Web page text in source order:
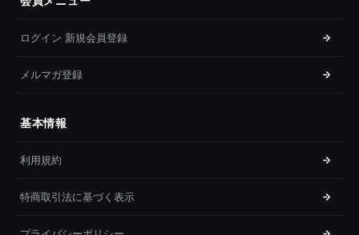
ログイン 新規会員登録
メルマガ登録
基本情報
利用規約
特商取引法に基づく表示